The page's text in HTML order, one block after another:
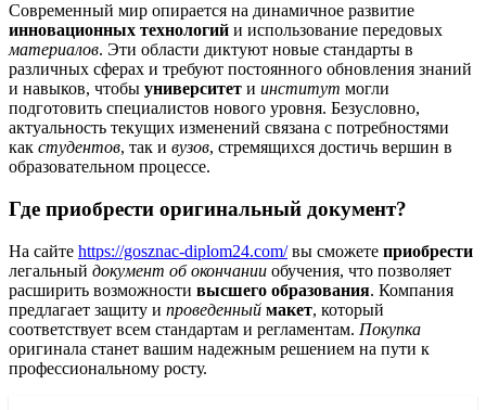
Современный мир опирается на динамичное развитие
инновационных технологий и использование передовых
материалов. Эти области диктуют новые стандарты в
различных сферах и требуют постоянного обновления знаний
и навыков, чтобы университет и институт могли
подготовить специалистов нового уровня. Безусловно,
актуальность текущих изменений связана с потребностями
как студентов, так и вузов, стремящихся достичь вершин в
образовательном процессе.
Где приобрести оригинальный документ?
На сайте https://gosznac-diplom24.com/вы сможете приобрести
легальный документ об окончании обучения, что позволяет
расширить возможности высшего образования. Компания
предлагает защиту и проведенный макет, который
соответствует всем стандартам и регламентам. Покупка
оригинала станет вашим надежным решением на пути к
профессиональному росту.